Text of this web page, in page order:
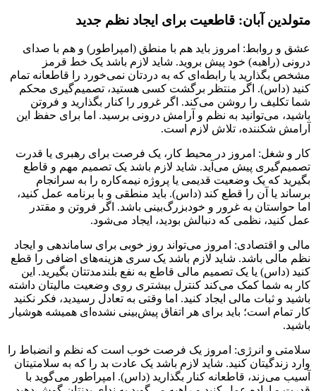
متولدین آبان: قاطعیت برای ایجاد نظم جدید
عشق و روابط: امروز باید هم با منطق (امپراطور) و هم با صدای
درونی (راهبه) خود پیش بروید. شاید لازم باشد یک خط قرمز
مشخص بگذارید یا رابطه‌ای که به دردتان نمی‌خورد را قاطعانه تمام
کنید (داس). اگر منتظر برگشت کسی هستید، تصمیم‌گیری محکم
شما تکلیف را روشن می‌کند. اگر غرور را کنار بگذارید و فروتن
باشید، می‌توانید به نظم و آرامش درونی برسید. اما برای حفظ این
آرامش شکننده، تلاش لازم است.
کار و شغل: امروز در محیط کار، یک فرصت برای رهبری یا قدرت
تصمیم‌گیری پیش می‌آید. شاید لازم باشد یک تصمیم مهم و قاطع
بگیرید که یک وضعیت قدیمی یا پروژه نیمه‌کاره را به سرانجام
برساند یا آن را قطع کند (داس). باید منطقی و با برنامه عمل کنید،
اما حواستان به غرور و خودبزرگ‌بینی باشد. اگر فروتن و مقتدر
عمل کنید، نظمی که دنبالش بودید، ایجاد می‌شود.
مالی و اقتصادی: امروز می‌تواند روز خوبی برای ساماندهی و ایجاد
نظم مالی باشد. شاید لازم باشد یک سری هزینه‌های اضافی را قطع
کنید (داس) یا یک تصمیم مالی قاطع به نفع بلندمدتتان بگیرید. این
کار به شما کمک می‌کند کنترل بیشتری روی وضعیت مالیتان داشته
باشید و ثبات مالی ایجاد کنید. اما وقتی به تعادل رسیدید، فکر نکنید
کار تمام است؛ باید برای هر اتفاق پیش‌بینی نشده‌ای همیشه هوشیار
باشید.
سلامتی و انرژی: امروز یک فرصت خوب است که نظم و انضباط را
وارد زندگیتان کنید. شاید لازم باشد یک عادت بد را که به سلامتیتان
آسیب می‌زند، قاطعانه کنار بگذارید (داس). امپراطور می‌گوید با